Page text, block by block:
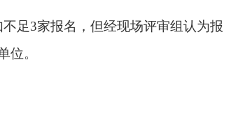
足3家报名，但经现场评审组认为报
位。